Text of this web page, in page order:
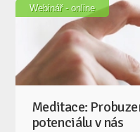
Meditace:
potenciálu v nás
Webinář - online